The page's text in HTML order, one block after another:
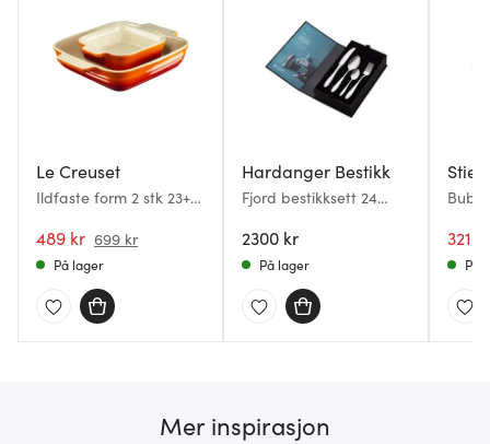
Le Creuset
Ildfaste form 2 stk 23+13
489 kr 699 kr
På lager
Hardanger Bestikk
Fjord bestikksett 24
2300 kr
På lager
6 stk
321 kr
På
Mer inspirasjon